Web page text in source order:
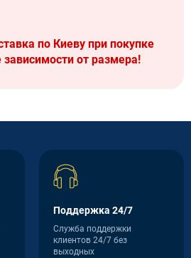
по Киеву при покупке
зависимости от размера!
Поддержка 24/7
Служба поддержки
клиентов 24/7 без
выходных